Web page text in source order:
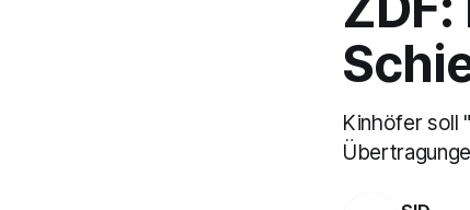
Kinhöfer soll